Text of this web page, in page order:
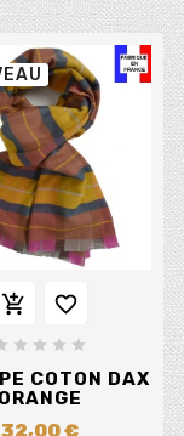
 
   
COTON DAX
ORANGE
32,00 €